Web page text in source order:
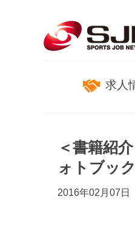
求人
＜書籍紹
ォトブッ
2016年02月07日